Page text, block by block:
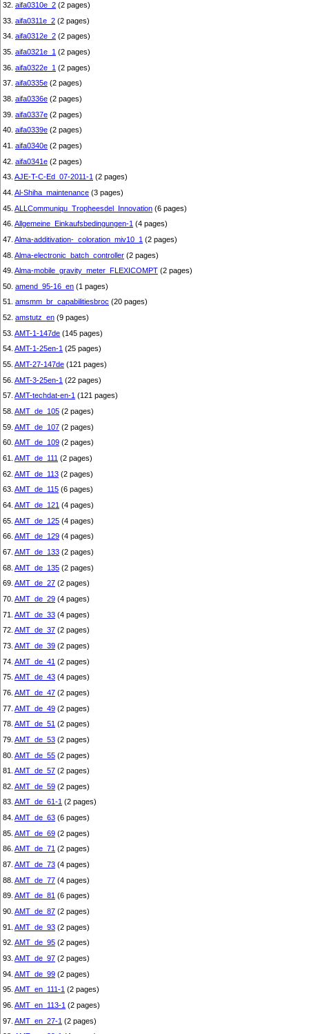
32. aifa0310e_2 (2 pages)
33. aifa0311e_2 (2 pages)
34. aifa0312e_2 (2 pages)
35. aifa0321e_1 (2 pages)
36. aifa0322e_1 (2 pages)
37. aifa0335e (2 pages)
38. aifa0336e (2 pages)
39. aifa0337e (2 pages)
40. aifa0339e (2 pages)
41. aifa0340e (2 pages)
42. aifa0341e (2 pages)
43. AJE-T-C-Ed_07-2011-1 (2 pages)
44. Al-Shiha_maintenance (3 pages)
45. ALLCommuniqu_Tropheesdel_Innovation (6 pages)
46. Allgemeine_Einkaufsbedingungen-1 (4 pages)
47. Alma-additivation-_coloration_miv10_1 (2 pages)
48. Alma-electronic_batch_controller (2 pages)
49. Alma-mobile_gravity_meter_FLEXICOMPT (2 pages)
50. amend_95-16_en (1 pages)
51. amsmm_br_capabilitiesbroc (20 pages)
52. amstutz_en (9 pages)
53. AMT-1-147de (145 pages)
54. AMT-1-25en-1 (25 pages)
55. AMT-27-147de (121 pages)
56. AMT-3-25en-1 (22 pages)
57. AMT-techdat-en-1 (121 pages)
58. AMT_de_105 (2 pages)
59. AMT_de_107 (2 pages)
60. AMT_de_109 (2 pages)
61. AMT_de_111 (2 pages)
62. AMT_de_113 (2 pages)
63. AMT_de_115 (6 pages)
64. AMT_de_121 (4 pages)
65. AMT_de_125 (4 pages)
66. AMT_de_129 (4 pages)
67. AMT_de_133 (2 pages)
68. AMT_de_135 (2 pages)
69. AMT_de_27 (2 pages)
70. AMT_de_29 (4 pages)
71. AMT_de_33 (4 pages)
72. AMT_de_37 (2 pages)
73. AMT_de_39 (2 pages)
74. AMT_de_41 (2 pages)
75. AMT_de_43 (4 pages)
76. AMT_de_47 (2 pages)
77. AMT_de_49 (2 pages)
78. AMT_de_51 (2 pages)
79. AMT_de_53 (2 pages)
80. AMT_de_55 (2 pages)
81. AMT_de_57 (2 pages)
82. AMT_de_59 (2 pages)
83. AMT_de_61-1 (2 pages)
84. AMT_de_63 (6 pages)
85. AMT_de_69 (2 pages)
86. AMT_de_71 (2 pages)
87. AMT_de_73 (4 pages)
88. AMT_de_77 (4 pages)
89. AMT_de_81 (6 pages)
90. AMT_de_87 (2 pages)
91. AMT_de_93 (2 pages)
92. AMT_de_95 (2 pages)
93. AMT_de_97 (2 pages)
94. AMT_de_99 (2 pages)
95. AMT_en_111-1 (2 pages)
96. AMT_en_113-1 (2 pages)
97. AMT_en_27-1 (2 pages)